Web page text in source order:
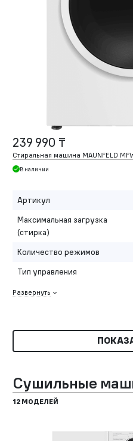
239 990 ₸
Стиральная машина MAUNFELD
В наличии
Артикул
Максимальная загрузка
(стирка)
Количество режимов
Тип управления
Развернуть
Сушильные
12 МОДЕЛЕЙ